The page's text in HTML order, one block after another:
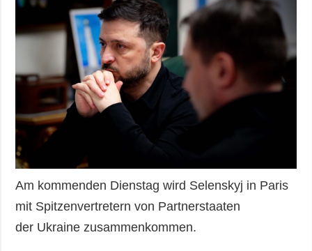
Am kommenden Dienstag wird Selenskyj in Paris
mit Spitzenvertretern von Partnerstaaten
der Ukraine zusammenkommen.